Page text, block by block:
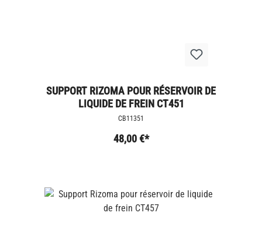
SUPPORT RIZOMA POUR RÉSERVOIR DE
LIQUIDE DE FREIN CT451
CB11351
48,00 €*